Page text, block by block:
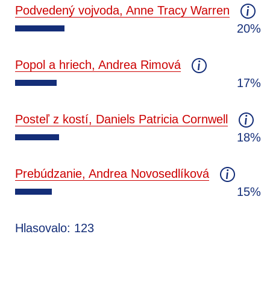
Podvedený vojvoda, Anne Tracy Warren
20%
Popol a hriech, Andrea Rimová
17%
Posteľ z kostí, Daniels Patricia Cornwell
18%
Prebúdzanie, Andrea Novosedlíková
15%
Hlasovalo: 123